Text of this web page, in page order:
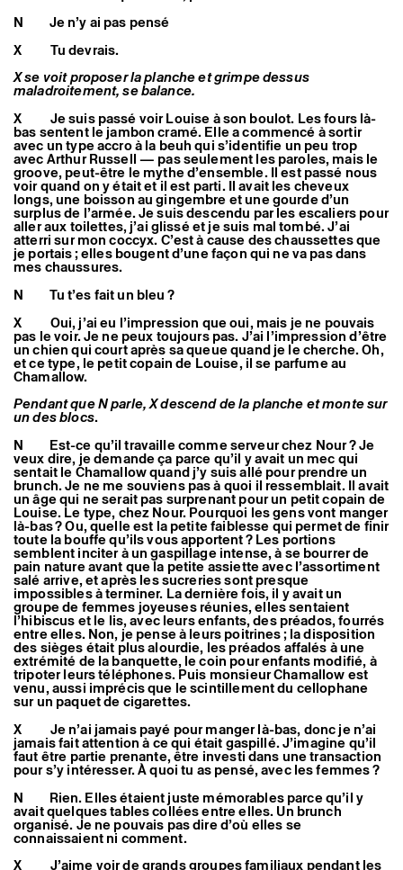
N Je n’y ai pas pensé
X Tu devrais.
X se voit proposer la planche et grimpe dessus
maladroitement, se balance.
X Je suis passé voir Louise à son boulot. Les fours là-
bas sentent le jambon cramé. Elle a commencé à sortir
avec un type accro à la beuh qui s’identifie un peu trop
avec Arthur Russell — pas seulement les paroles, mais le
groove, peut-être le mythe d’ensemble. Il est passé nous
voir quand on y était et il est parti. Il avait les cheveux
longs, une boisson au gingembre et une gourde d’un
surplus de l’armée. Je suis descendu par les escaliers pour
aller aux toilettes, j’ai glissé et je suis mal tombé. J’ai
atterri sur mon coccyx. C’est à cause des chaussettes que
je portais ; elles bougent d’une façon qui ne va pas dans
mes chaussures.
N Tu t’es fait un bleu ?
X Oui, j’ai eu l’impression que oui, mais je ne pouvais
pas le voir. Je ne peux toujours pas. J’ai l’impression d’être
un chien qui court après sa queue quand je le cherche. Oh,
et ce type, le petit copain de Louise, il se parfume au
Chamallow.
Pendant que N parle, X descend de la planche et monte sur
un des blocs.
N Est-ce qu’il travaille comme serveur chez Nour ? Je
veux dire, je demande ça parce qu’il y avait un mec qui
sentait le Chamallow quand j’y suis allé pour prendre un
brunch. Je ne me souviens pas à quoi il ressemblait. Il avait
un âge qui ne serait pas surprenant pour un petit copain de
Louise. Le type, chez Nour. Pourquoi les gens vont manger
là-bas ? Ou, quelle est la petite faiblesse qui permet de finir
toute la bouffe qu’ils vous apportent ? Les portions
semblent inciter à un gaspillage intense, à se bourrer de
pain nature avant que la petite assiette avec l’assortiment
salé arrive, et après les sucreries sont presque
impossibles à terminer. La dernière fois, il y avait un
groupe de femmes joyeuses réunies, elles sentaient
l’hibiscus et le lis, avec leurs enfants, des préados, fourrés
entre elles. Non, je pense à leurs poitrines ; la disposition
des sièges était plus alourdie, les préados affalés à une
extrémité de la banquette, le coin pour enfants modifié, à
tripoter leurs téléphones. Puis monsieur Chamallow est
venu, aussi imprécis que le scintillement du cellophane
sur un paquet de cigarettes.
X Je n’ai jamais payé pour manger là-bas, donc je n’ai
jamais fait attention à ce qui était gaspillé. J’imagine qu’il
faut être partie prenante, être investi dans une transaction
pour s’y intéresser. À quoi tu as pensé, avec les femmes ?
N Rien. Elles étaient juste mémorables parce qu’il y
avait quelques tables collées entre elles. Un brunch
organisé. Je ne pouvais pas dire d’où elles se
connaissaient ni comment.
X J’aime voir de grands groupes familiaux pendant les